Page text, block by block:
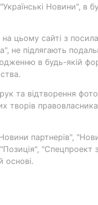
Новини", в
на цьому сайті з
не підлягають
в будь-якій
та відтворення
творів
партнерів",
"Позиція", "Спецпроект
основі.